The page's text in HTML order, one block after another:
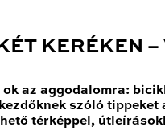
KERÉKEN
az aggodalomra:
szóló
térképpel,